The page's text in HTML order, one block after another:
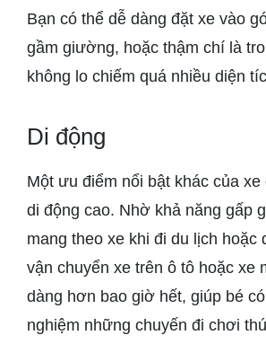
Bạn có thể dễ dàng đặt xe vào
gầm giường, hoặc thậm chí là
không lo chiếm quá nhiều diện
Di động
Một ưu điểm nổi bật khác của xe
di động cao. Nhờ khả năng gấp
mang theo xe khi đi du lịch hoặc
vận chuyển xe trên ô tô hoặc xe
dàng hơn bao giờ hết, giúp bé
nghiệm những chuyến đi chơi